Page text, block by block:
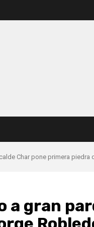
Char pone primera piedra
a gran